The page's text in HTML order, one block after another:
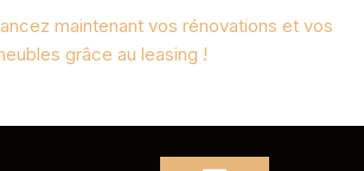
maintenant vos rénovations et vos
grâce au leasing !